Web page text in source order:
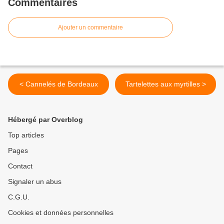
Commentaires
Ajouter un commentaire
< Cannelés de Bordeaux Tartelettes aux myrtilles >
Hébergé par Overblog
Top articles
Pages
Contact
Signaler un abus
C.G.U.
Cookies et données personnelles